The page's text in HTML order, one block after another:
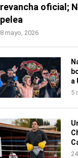
revancha oficial;
pelea
8 mayo, 2026
a
5